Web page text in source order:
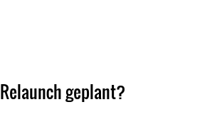
Relaunch geplant?